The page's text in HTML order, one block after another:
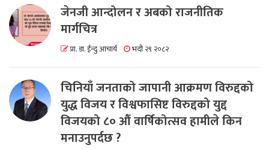
जेनजी आन्दोलन र अबको राजनीतिक
मार्गचित्र
प्रा. डा. ईन्दु आचार्य भदौ २९ २०८२
चिनियाँ जनताको जापानी आक्रमण विरुद्दको
युद्ध विजय र विश्वफासिष्ट विरुद्दको युद्द
विजयको ८० औं वार्षिकोत्सव हामीले किन
मनाउनुपर्दछ ?